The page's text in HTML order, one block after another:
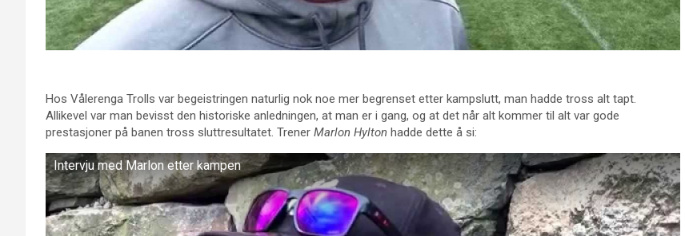
Hos Vålerenga Trolls var begeistringen naturlig nok noe mer begrenset etter kampslutt, man hadde tross alt tapt.
Allikevel var man bevisst den historiske anledningen, at man er i gang, og at det når alt kommer til alt var gode
prestasjoner på banen tross sluttresultatet. Trener Marlon Hylton hadde dette å si:
Intervju med Marlon etter kampen